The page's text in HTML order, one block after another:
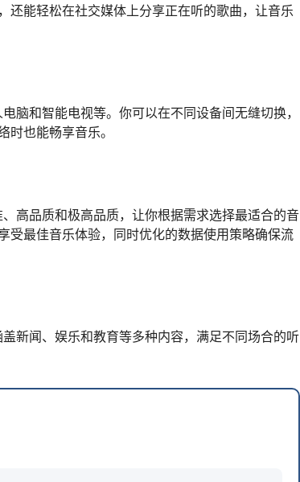
还能轻松在社交媒体上分享正在听的歌曲，让音乐
脑和智能电视等。你可以在不同设备间无缝切换，
也能畅享音乐。
高品质和极高品质，让你根据需求选择最适合的音
受最佳音乐体验，同时优化的数据使用策略确保流
新闻、娱乐和教育等多种内容，满足不同场合的听